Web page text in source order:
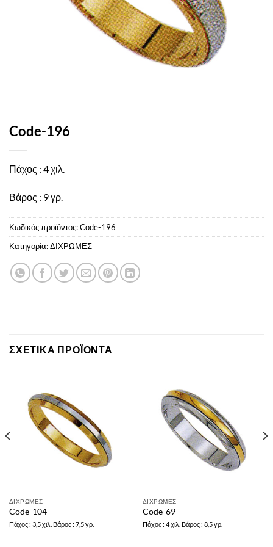
Code-196
Πάχος : 4 χιλ.
Βάρος : 9 γρ.
Κωδικός προϊόντος:Code-196
Κατηγορία:ΔΙΧΡΩΜΕΣ
ΣΧΕΤΙΚΆ ΠΡΟΪΌΝΤΑ
ΔΙΧΡΩΜΕΣ
Code-104
Πάχος : 3,5 χιλ. Βάρος : 7,5 γρ.
ΔΙΧΡΩΜΕΣ
Code-69
Πάχος : 4 χιλ. Βάρος : 8,5 γρ.